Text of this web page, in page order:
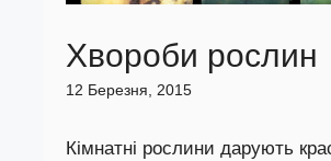
Хвороби рослин
12 Березня, 2015
Кімнатні рослини дарують